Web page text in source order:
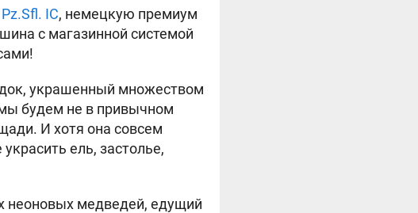
Pz.Sfl. IC, немецкую премиум
с магазинной системой
украшенный множеством
будем не в привычном
И хотя она совсем
ель, застолье,
неоновых медведей, едущий